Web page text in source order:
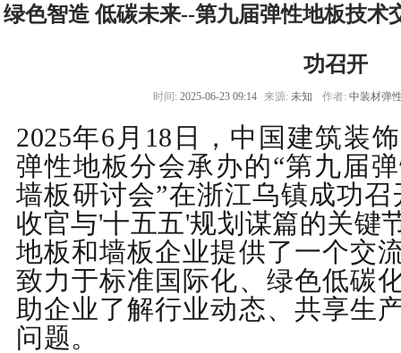
绿色智造 低碳未来--第九届弹性地板技术
功召开
时间: 2025-06-23 09:14 来源: 未知 作者: 中装材弹
2025年6 月 18 日，中国建筑装
弹性地板分会承办的“第九届
墙板研讨会”在浙江乌镇成功
收官与'十五五'规划谋篇的关键
地板和墙板企业提供了一个交
致力于标准国际化、绿色低碳
助企业了解行业动态、共享生
问题。